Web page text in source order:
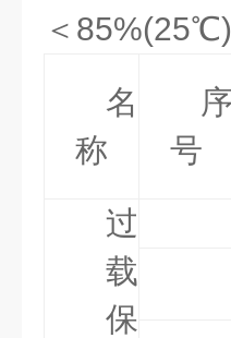
＜
名
称
序
号
过
载
保